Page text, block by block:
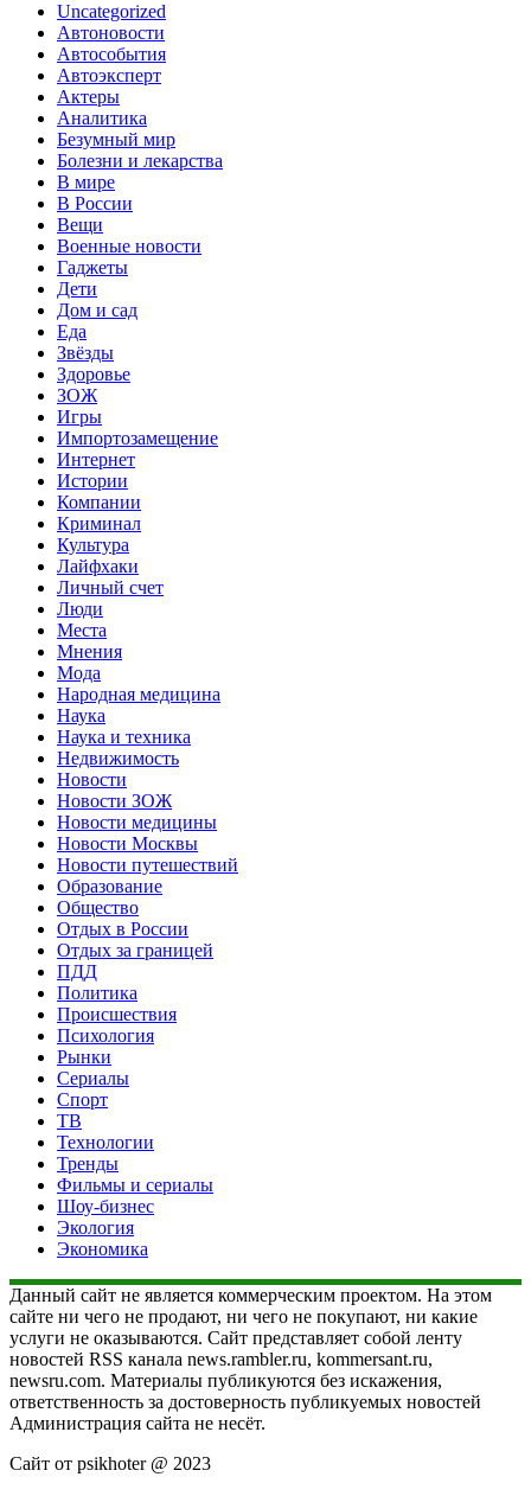
Uncategorized
Автоновости
Автособытия
Автоэксперт
Актеры
Аналитика
Безумный мир
Болезни и лекарства
В мире
В России
Вещи
Военные новости
Гаджеты
Дети
Дом и сад
Еда
Звёзды
Здоровье
ЗОЖ
Игры
Импортозамещение
Интернет
Истории
Компании
Криминал
Культура
Лайфхаки
Личный счет
Люди
Места
Мнения
Мода
Народная медицина
Наука
Наука и техника
Недвижимость
Новости
Новости ЗОЖ
Новости медицины
Новости Москвы
Новости путешествий
Образование
Общество
Отдых в России
Отдых за границей
ПДД
Политика
Происшествия
Психология
Рынки
Сериалы
Спорт
ТВ
Технологии
Тренды
Фильмы и сериалы
Шоу-бизнес
Экология
Экономика
Данный сайт не является коммерческим проектом. На этом
сайте ни чего не продают, ни чего не покупают, ни какие
услуги не оказываются. Сайт представляет собой ленту
новостей RSS канала news.rambler.ru, kommersant.ru,
newsru.com. Материалы публикуются без искажения,
ответственность за достоверность публикуемых новостей
Администрация сайта не несёт.
Сайт от psikhoter @ 2023